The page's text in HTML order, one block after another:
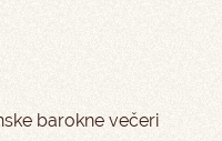
barokne večeri